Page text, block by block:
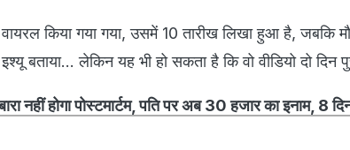
वायरल किया गया गया, उसमें 10 तारीख लिखा हुआ है, जबकि
बताया... लेकिन यह भी हो सकता है कि वो वीडियो दो दिन
नहीं होगा पोस्टमार्टम, पत‍ि पर अब 30 हजार का इनाम, 8